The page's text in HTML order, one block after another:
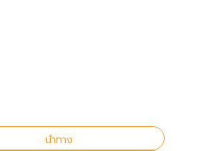
นำทาง